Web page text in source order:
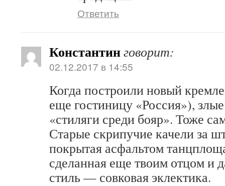
Ответить
Константинговорит:
02.12.2017 в 14:55
Когда построили новый
еще гостиницу «Россия»),
«стиляги среди бояр». Тоже
Старые скрипучие качели за
покрытая асфальтом
сделанная еще твоим отцом и
стиль — совковая эклектика.